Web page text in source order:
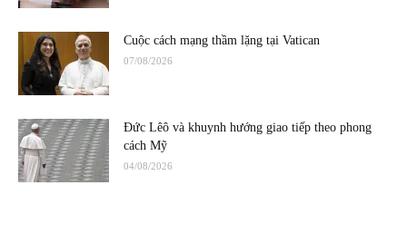
Cuộc cách mạng thầm lặng tại Vatican
07/08/2026
Đức Lêô và khuynh hướng giao tiếp theo phong
cách Mỹ
04/08/2026